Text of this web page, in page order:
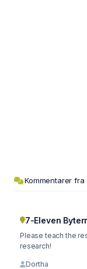
Kommentarer fra
7-Eleven
Please teach the
research!
Dortha